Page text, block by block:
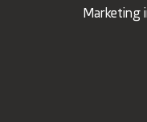
Marketing